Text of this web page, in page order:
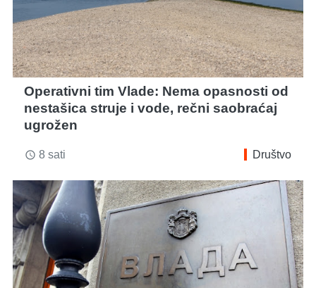
Operativni tim Vlade: Nema opasnosti od
nestašica struje i vode, rečni saobraćaj
ugrožen
access_time 8 sati Društvo